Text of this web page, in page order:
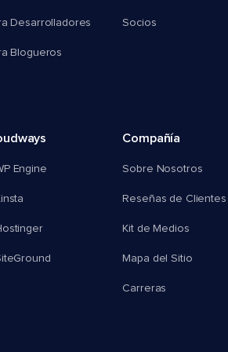
Desarrolladores
Blogueros
Socios
Engine
Compañía
Sobre Nosotros
Reseñas de Clientes
Kit de Medios
Mapa del Sitio
Carreras